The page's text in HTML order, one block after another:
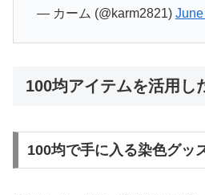
— カーム (@karm2821)
100均アイテムを活用し
100均で手に入る染色グッ